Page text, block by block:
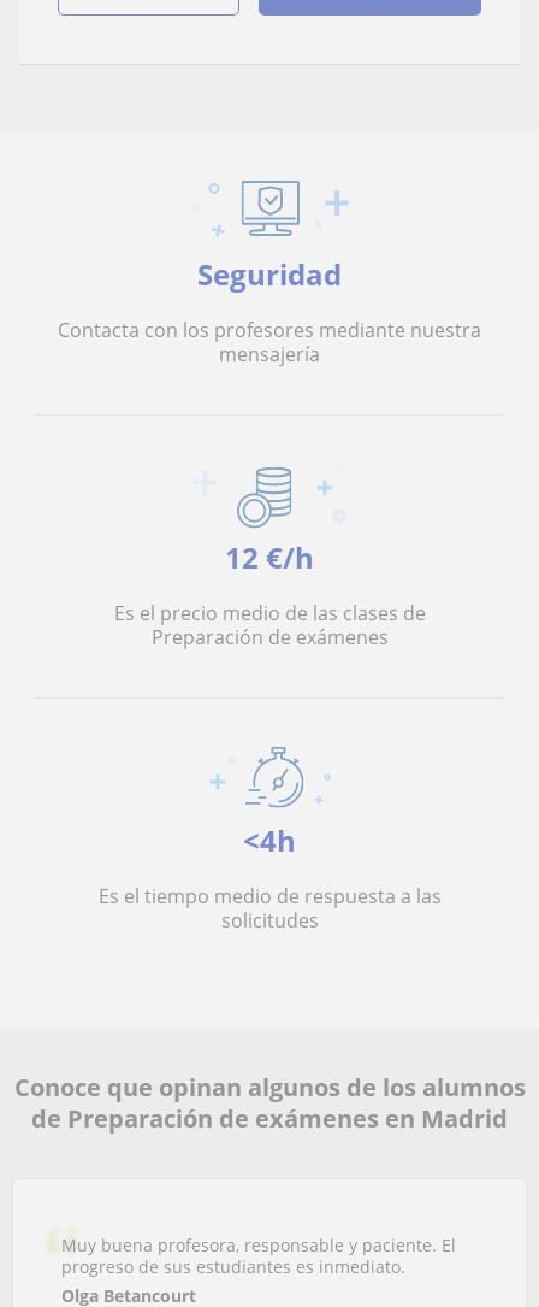
Seguridad
Contacta con los profesores mediante nuestra
mensajería
12 €/h
Es el precio medio de las clases de
Preparación de exámenes
<4h
Es el tiempo medio de respuesta a las
solicitudes
Conoce que opinan algunos de los alumnos
de Preparación de exámenes en Madrid
Muy buena profesora, responsable y paciente. El
progreso de sus estudiantes es inmediato.
Olga Betancourt